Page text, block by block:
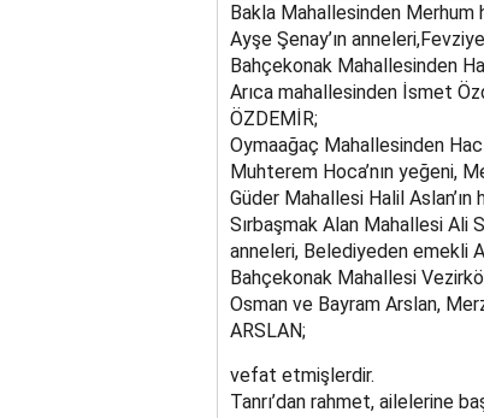
Bakla Mahallesinden Merhum
Ayşe Şenay’ın
Bahçekonak Mahallesinden
Arıca mahallesinden İsmet
ÖZDEMİR;
Oymaağaç Mahallesinden
Muhterem Hoca’nın yeğeni,
Güder Mahallesi Halil Aslan’ın
Sırbaşmak Alan Mahallesi Ali
anneleri, Belediyeden emekli
Bahçekonak Mahallesi
Osman ve Bayram Arslan,
ARSLAN;
vefat etmişlerdir.
Tanrı’dan rahmet, ailelerine